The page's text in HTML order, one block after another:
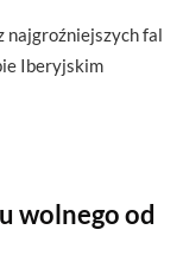
najgroźniejszych fal
Iberyjskim
wolnego od